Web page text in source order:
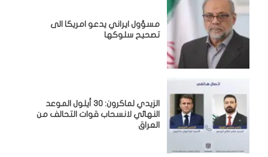
مسؤول ايراني يدعو امريكا الى
تصحيح سلوكها
الزيدي لماكرون: 30 أيلول الموعد
النهائي لانسحاب قوات التحالف من
العراق